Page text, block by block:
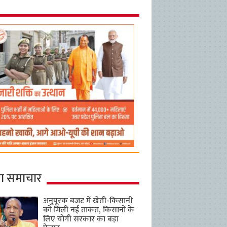
समाचार
अनुपूरक बजट में खेती-किसानी
को मिली नई ताकत, किसानों के
लिए योगी सरकार का बड़ा